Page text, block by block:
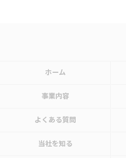
ホーム
事業内容
よくある質問
当社を知る